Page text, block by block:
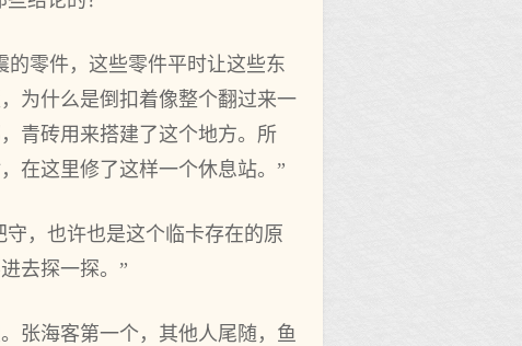
零件，这些零件平时让这些东
为什么是倒扣着像整个翻过来一
青砖用来搭建了这个地方。所
在这里修了这样一个休息站。”
，也许也是这个临卡存在的原
去探一探。”
张海客第一个，其他人尾随，鱼